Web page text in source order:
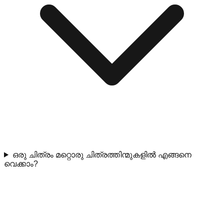
ഒരു ചിത്രം മറ്റൊരു ചിത്രത്തിന്മുകളിൽ എങ്ങനെ
വെക്കാം?